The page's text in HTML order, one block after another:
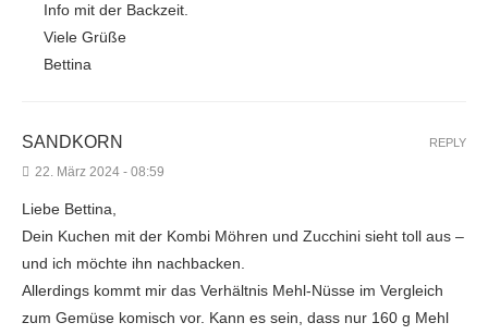
Info mit der Backzeit.
Viele Grüße
Bettina
SANDKORN
22. März 2024 - 08:59
Liebe Bettina,
Dein Kuchen mit der Kombi Möhren und Zucchini sieht toll aus –
und ich möchte ihn nachbacken.
Allerdings kommt mir das Verhältnis Mehl-Nüsse im Vergleich
zum Gemüse komisch vor. Kann es sein, dass nur 160 g Mehl
REPLY